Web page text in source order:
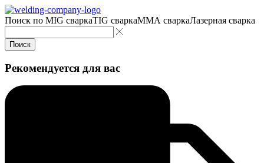
Поиск по MIG сваркаTIG сваркаMMA сваркаЛазерная сварка
Поиск
Рекомендуется для вас